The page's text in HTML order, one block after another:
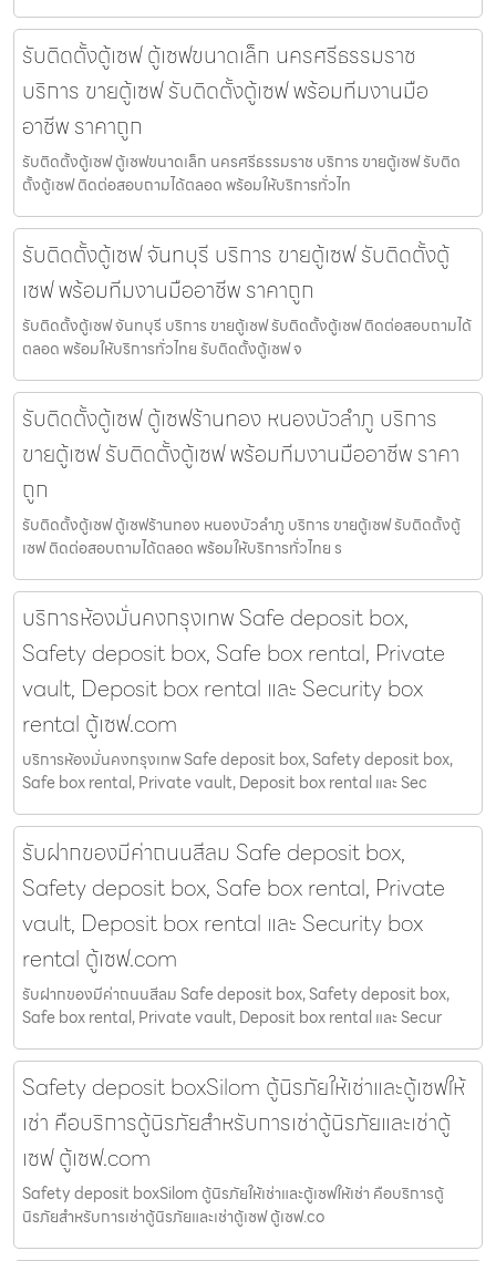
รับติดตั้งตู้เซฟ ตู้เซฟขนาดเล็ก นครศรีธรรมราช
บริการ ขายตู้เซฟ รับติดตั้งตู้เซฟ พร้อมทีมงานมือ
อาชีพ ราคาถูก
รับติดตั้งตู้เซฟ ตู้เซฟขนาดเล็ก นครศรีธรรมราช บริการ ขายตู้เซฟ รับติด
ตั้งตู้เซฟ ติดต่อสอบถามได้ตลอด พร้อมให้บริการทั่วไท
รับติดตั้งตู้เซฟ จันทบุรี บริการ ขายตู้เซฟ รับติดตั้งตู้
เซฟ พร้อมทีมงานมืออาชีพ ราคาถูก
รับติดตั้งตู้เซฟ จันทบุรี บริการ ขายตู้เซฟ รับติดตั้งตู้เซฟ ติดต่อสอบถามได้
ตลอด พร้อมให้บริการทั่วไทย รับติดตั้งตู้เซฟ จ
รับติดตั้งตู้เซฟ ตู้เซฟร้านทอง หนองบัวลำภู บริการ
ขายตู้เซฟ รับติดตั้งตู้เซฟ พร้อมทีมงานมืออาชีพ ราคา
ถูก
รับติดตั้งตู้เซฟ ตู้เซฟร้านทอง หนองบัวลำภู บริการ ขายตู้เซฟ รับติดตั้งตู้
เซฟ ติดต่อสอบถามได้ตลอด พร้อมให้บริการทั่วไทย ร
บริการห้องมั่นคงกรุงเทพ Safe deposit box,
Safety deposit box, Safe box rental, Private
vault, Deposit box rental และ Security box
rental ตู้เซฟ.com
บริการห้องมั่นคงกรุงเทพ Safe deposit box, Safety deposit box,
Safe box rental, Private vault, Deposit box rental และ Sec
รับฝากของมีค่าถนนสีลม Safe deposit box,
Safety deposit box, Safe box rental, Private
vault, Deposit box rental และ Security box
rental ตู้เซฟ.com
รับฝากของมีค่าถนนสีลม Safe deposit box, Safety deposit box,
Safe box rental, Private vault, Deposit box rental และ Secur
Safety deposit boxSilom ตู้นิรภัยให้เช่าและตู้เซฟให้
เช่า คือบริการตู้นิรภัยสำหรับการเช่าตู้นิรภัยและเช่าตู้
เซฟ ตู้เซฟ.com
Safety deposit boxSilom ตู้นิรภัยให้เช่าและตู้เซฟให้เช่า คือบริการตู้
นิรภัยสำหรับการเช่าตู้นิรภัยและเช่าตู้เซฟ ตู้เซฟ.co